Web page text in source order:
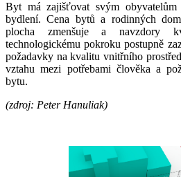
Byt má zajišťovat svým
bydlení. Cena bytů a rodinných
plocha zmenšuje a navzdory
technologickému pokroku postupně
požadavky na kvalitu vnitřního
vztahu mezi potřebami člověka a
bytu.
(zdroj: Peter Hanuliak)